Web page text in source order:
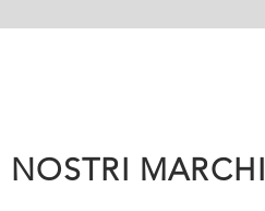
NOSTRI MARCHI